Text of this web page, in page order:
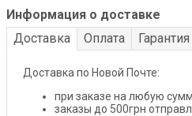
Информация о доставке
Доставка
Оплата Гарантия
Доставка по Новой Почте:
при заказе на любую
заказы до 500грн